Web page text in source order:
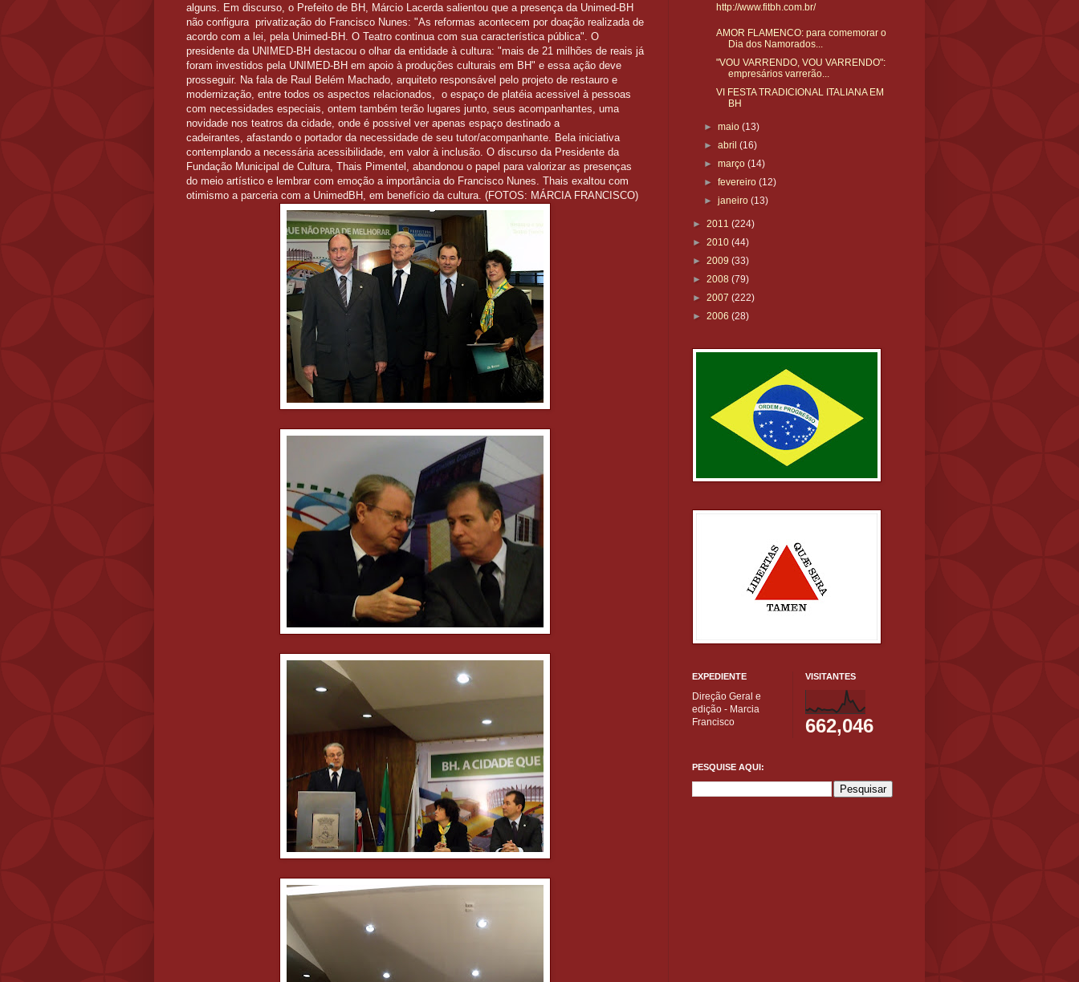
alguns. Em discurso, o Prefeito de BH, Márcio Lacerda salientou que a presença da Unimed-BH
não configura privatização do Francisco Nunes: "As reformas acontecem por doação realizada de
acordo com a lei, pela Unimed-BH. O Teatro continua com sua característica pública". O
presidente da UNIMED-BH destacou o olhar da entidade à cultura: "mais de 21 milhões de reais já
foram investidos pela UNIMED-BH em apoio à produções culturais em BH" e essa ação deve
prosseguir. Na fala de Raul Belém Machado, arquiteto responsável pelo projeto de restauro e
modernização, entre todos os aspectos relacionados, o espaço de platéia acessivel à pessoas
com necessidades especiais, ontem também terão lugares junto, seus acompanhantes, uma
novidade nos teatros da cidade, onde é possivel ver apenas espaço destinado a
cadeirantes, afastando o portador da necessidade de seu tutor/acompanhante. Bela iniciativa
contemplando a necessária acessibilidade, em valor à inclusão. O discurso da Presidente da
Fundação Municipal de Cultura, Thais Pimentel, abandonou o papel para valorizar as presenças
do meio artístico e lembrar com emoção a importância do Francisco Nunes. Thais exaltou com
otimismo a parceria com a UnimedBH, em benefício da cultura. (FOTOS: MÁRCIA FRANCISCO)
http://www.fitbh.com.br/
AMOR FLAMENCO: para comemorar o
Dia dos Namorados...
"VOU VARRENDO, VOU VARRENDO":
empresários varrerão...
VI FESTA TRADICIONAL ITALIANA EM
BH
►maio(13)
►abril(16)
►março(14)
►fevereiro(12)
►janeiro(13)
► 2011 (224)
► 2010 (44)
► 2009 (33)
► 2008 (79)
► 2007 (222)
► 2006 (28)
EXPEDIENTE
Direção Geral e
edição - Marcia
Francisco
VISITANTES
662,046
PESQUISE AQUI: